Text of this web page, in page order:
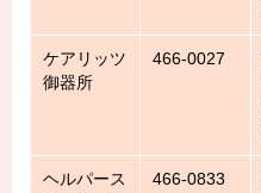
ケアリッツ
御器所
466-0027
ヘルパース
466-0833